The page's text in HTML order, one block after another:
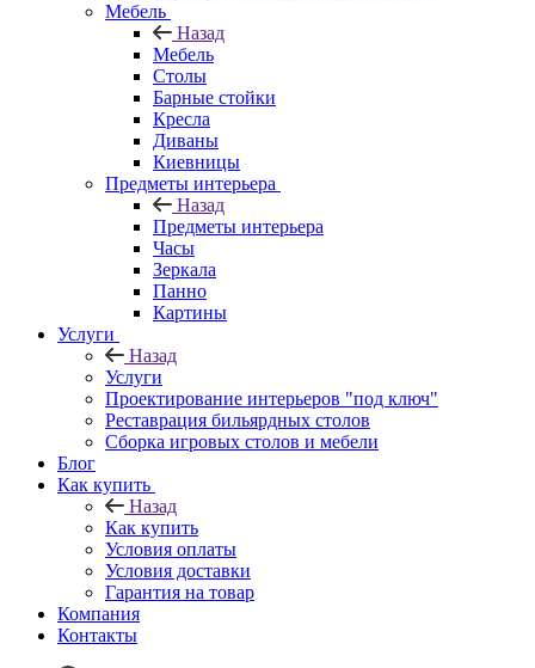
Мебель
Назад
Мебель
Столы
Барные стойки
Кресла
Диваны
Киевницы
Предметы интерьера
Назад
Предметы интерьера
Часы
Зеркала
Панно
Картины
Услуги
Назад
Услуги
Проектирование интерьеров "под ключ"
Реставрация бильярдных столов
Сборка игровых столов и мебели
Блог
Как купить
Назад
Как купить
Условия оплаты
Условия доставки
Гарантия на товар
Компания
Контакты